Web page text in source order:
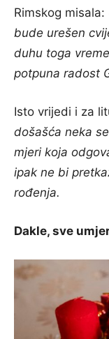
Rimskog misala:
bude urešen
duhu toga
potpuna radost
Isto vrijedi i za
došašća neka
mjeri koja
ipak ne bi
rođenja.
Dakle, sve